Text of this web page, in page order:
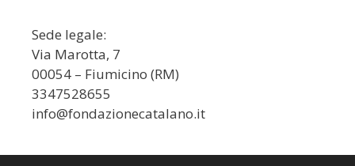
Sede legale:
Via Marotta, 7
00054 – Fiumicino (RM)
3347528655
info@fondazionecatalano.it